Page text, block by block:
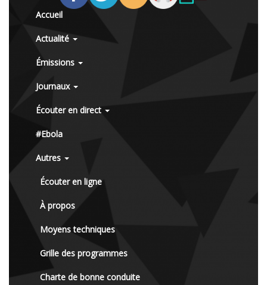
Accueil
Actualité
Émissions
Journaux
Écouter en direct
#Ebola
Autres
Écouter en ligne
À propos
Moyens techniques
Grille des programmes
Charte de bonne conduite